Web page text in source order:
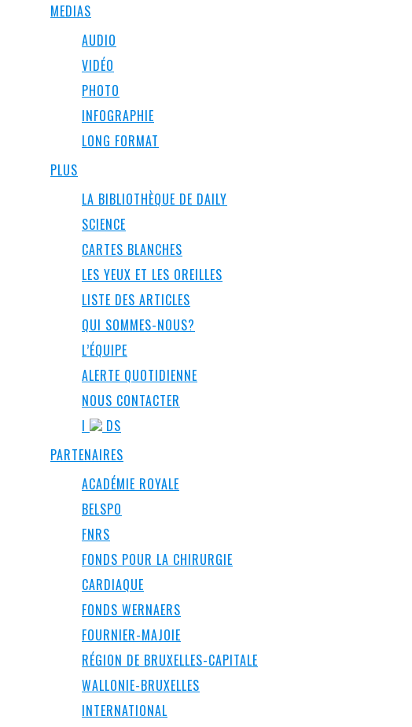
MEDIAS
AUDIO
VIDÉO
PHOTO
INFOGRAPHIE
LONG FORMAT
PLUS
LA BIBLIOTHÈQUE DE DAILY
SCIENCE
CARTES BLANCHES
LES YEUX ET LES OREILLES
LISTE DES ARTICLES
QUI SOMMES-NOUS?
L’ÉQUIPE
ALERTE QUOTIDIENNE
NOUS CONTACTER
I
DS
PARTENAIRES
ACADÉMIE ROYALE
BELSPO
FNRS
FONDS POUR LA CHIRURGIE
CARDIAQUE
FONDS WERNAERS
FOURNIER-MAJOIE
RÉGION DE BRUXELLES-CAPITALE
WALLONIE-BRUXELLES
INTERNATIONAL